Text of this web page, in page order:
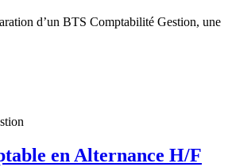
d’un BTS Comptabilité Gestion, une
en Alternance H/F